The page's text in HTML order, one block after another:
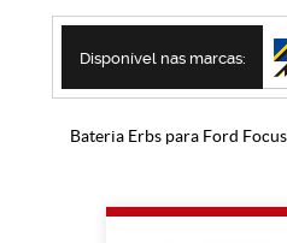
Disponível nas marcas:
Bateria Erbs para Ford